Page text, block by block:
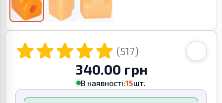
(517)
340.00 грн
В наявності:15шт.